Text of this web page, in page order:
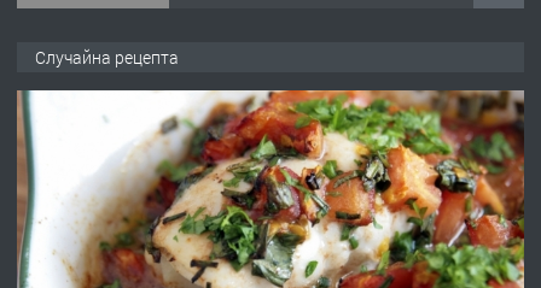
преди 2 години
ПРЕДЛАГА
УДЪЛЖАВАНЕ НА ЧОВЕШКИЯТ
ЖИВОТ И ПОДОБРЯВАНЕ НА
НЕГОВОТО КАЧЕСТВО
Случайна рецепта